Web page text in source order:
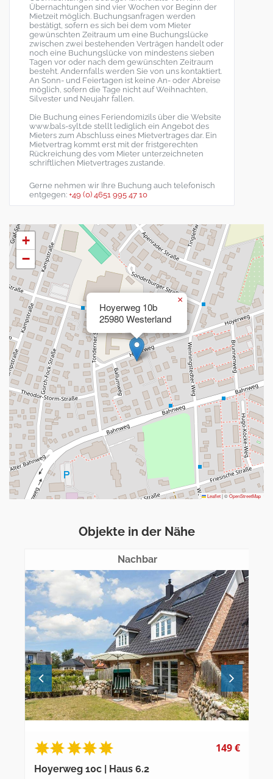
Übernachtungen sind vier Wochen vor Beginn der
Mietzeit möglich. Buchungsanfragen werden
bestätigt, sofern es sich bei dem vom Mieter
gewünschten Zeitraum um eine Buchungslücke
zwischen zwei bestehenden Verträgen handelt oder
noch eine Buchungslücke von mindestens sieben
Tagen vor oder nach dem gewünschten Zeitraum
besteht. Andernfalls werden Sie von uns kontaktiert.
An Sonn- und Feiertagen ist keine An- oder Abreise
möglich, sofern die Tage nicht auf Weihnachten,
Silvester und Neujahr fallen.
Die Buchung eines Feriendomizils über die Website
www.bals-sylt.de stellt lediglich ein Angebot des
Mieters zum Abschluss eines Mietvertrages dar. Ein
Mietvertrag kommt erst mit der fristgerechten
Rückreichung des vom Mieter unterzeichneten
schriftlichen Mietvertrages zustande.
Gerne nehmen wir Ihre Buchung auch telefonisch
entgegen: +49 (0) 4651 995 47 10
Hoyerweg 10b
25980 Westerland
×
+
−
Leaflet|©OpenStreetMap
Objekte in der Nähe
Nachbar
194 €
Hoyerweg 10d | Haus 4.1